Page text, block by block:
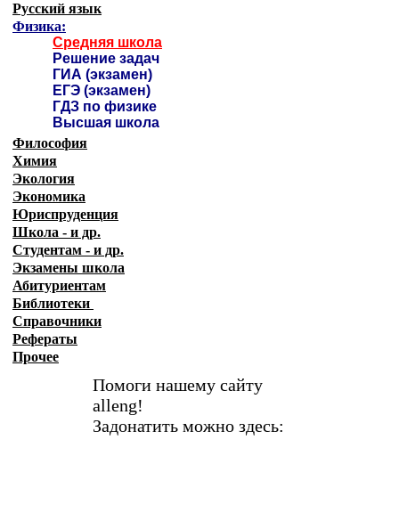
Русский язык
Физика:
Средняя школа
Решение задач
ГИА (экзамен)
ЕГЭ (экзамен)
ГДЗ по физике
Высшая школа
Философия
Химия
Экология
Экономика
Юриспруденция
Школа - и др.
Студентам - и др.
Экзамены школа
Абитуриентам
Библиотеки
Справочники
Рефераты
Прочее
Помоги нашему сайту
alleng!
Задонатить можно здесь: